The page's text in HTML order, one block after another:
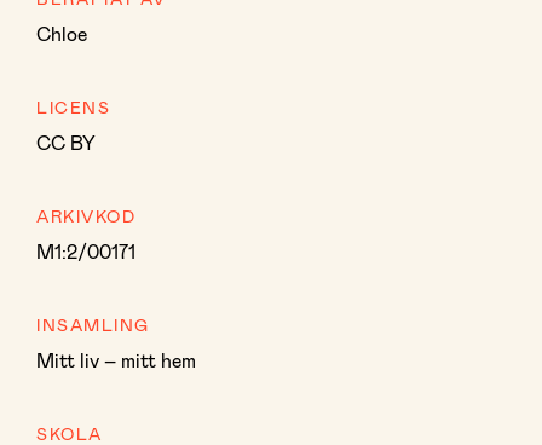
Chloe
LICENS
CC BY
ARKIVKOD
M1:2/00171
INSAMLING
Mitt liv – mitt hem
SKOLA